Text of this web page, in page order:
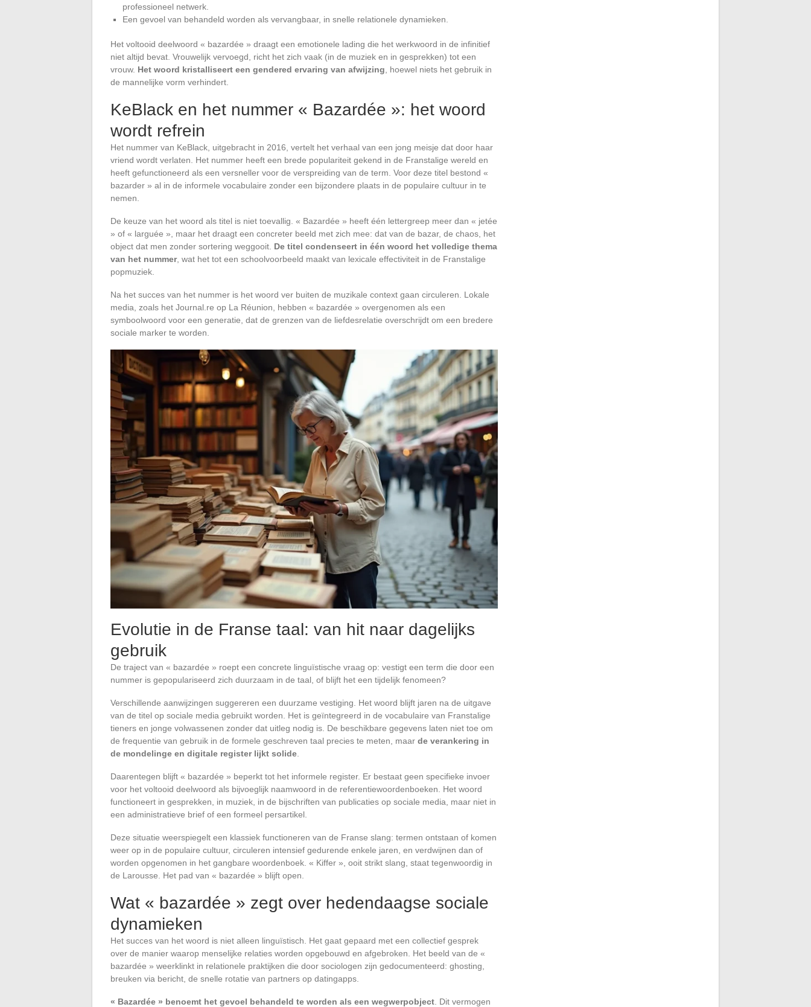
professioneel netwerk.
Een gevoel van behandeld worden als vervangbaar, in snelle relationele dynamieken.
Het voltooid deelwoord « bazardée » draagt een emotionele lading die het werkwoord in de infinitief
niet altijd bevat. Vrouwelijk vervoegd, richt het zich vaak (in de muziek en in gesprekken) tot een
vrouw. Het woord kristalliseert een gendered ervaring van afwijzing, hoewel niets het gebruik in
de mannelijke vorm verhindert.
KeBlack en het nummer « Bazardée »: het woord
wordt refrein
Het nummer van KeBlack, uitgebracht in 2016, vertelt het verhaal van een jong meisje dat door haar
vriend wordt verlaten. Het nummer heeft een brede populariteit gekend in de Franstalige wereld en
heeft gefunctioneerd als een versneller voor de verspreiding van de term. Voor deze titel bestond «
bazarder » al in de informele vocabulaire zonder een bijzondere plaats in de populaire cultuur in te
nemen.
De keuze van het woord als titel is niet toevallig. « Bazardée » heeft één lettergreep meer dan « jetée
» of « larguée », maar het draagt een concreter beeld met zich mee: dat van de bazar, de chaos, het
object dat men zonder sortering weggooit. De titel condenseert in één woord het volledige thema
van het nummer, wat het tot een schoolvoorbeeld maakt van lexicale effectiviteit in de Franstalige
popmuziek.
Na het succes van het nummer is het woord ver buiten de muzikale context gaan circuleren. Lokale
media, zoals het Journal.re op La Réunion, hebben « bazardée » overgenomen als een
symboolwoord voor een generatie, dat de grenzen van de liefdesrelatie overschrijdt om een bredere
sociale marker te worden.
Evolutie in de Franse taal: van hit naar dagelijks
gebruik
De traject van « bazardée » roept een concrete linguïstische vraag op: vestigt een term die door een
nummer is gepopulariseerd zich duurzaam in de taal, of blijft het een tijdelijk fenomeen?
Verschillende aanwijzingen suggereren een duurzame vestiging. Het woord blijft jaren na de uitgave
van de titel op sociale media gebruikt worden. Het is geïntegreerd in de vocabulaire van Franstalige
tieners en jonge volwassenen zonder dat uitleg nodig is. De beschikbare gegevens laten niet toe om
de frequentie van gebruik in de formele geschreven taal precies te meten, maar de verankering in
de mondelinge en digitale register lijkt solide
Daarentegen blijft « bazardée » beperkt tot het informele register. Er bestaat geen specifieke invoer
voor het voltooid deelwoord als bijvoeglijk naamwoord in de referentiewoordenboeken. Het woord
functioneert in gesprekken, in muziek, in de bijschriften van publicaties op sociale media, maar niet in
een administratieve brief of een formeel persartikel.
Deze situatie weerspiegelt een klassiek functioneren van de Franse slang: termen ontstaan of komen
weer op in de populaire cultuur, circuleren intensief gedurende enkele jaren, en verdwijnen dan of
worden opgenomen in het gangbare woordenboek. « Kiffer », ooit strikt slang, staat tegenwoordig in
de Larousse. Het pad van « bazardée » blijft open.
Wat « bazardée » zegt over hedendaagse sociale
dynamieken
Het succes van het woord is niet alleen linguïstisch. Het gaat gepaard met een collectief gesprek
over de manier waarop menselijke relaties worden opgebouwd en afgebroken. Het beeld van de «
bazardée » weerklinkt in relationele praktijken die door sociologen zijn gedocumenteerd: ghosting,
breuken via bericht, de snelle rotatie van partners op datingapps.
« Bazardée » benoemt het gevoel behandeld te worden als een wegwerpobject . Dit vermogen